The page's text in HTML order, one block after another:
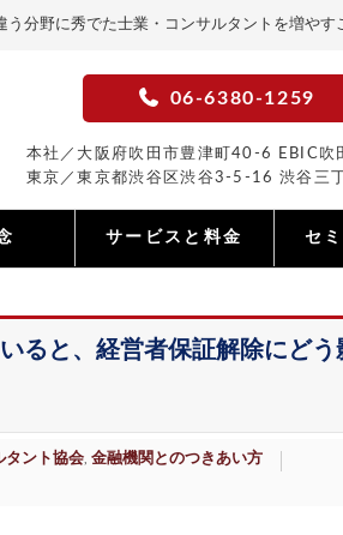
う分野に秀でた士業・コンサルタントを増や
06-6380-1259
本社／大阪府吹田市豊津町40-6 EBIC吹
東京／東京都渋谷区渋谷3-5-16 渋谷三
サービスと料金 セ
ると、経営者保証解除にどう
タント協会 金融機関とのつきあい方